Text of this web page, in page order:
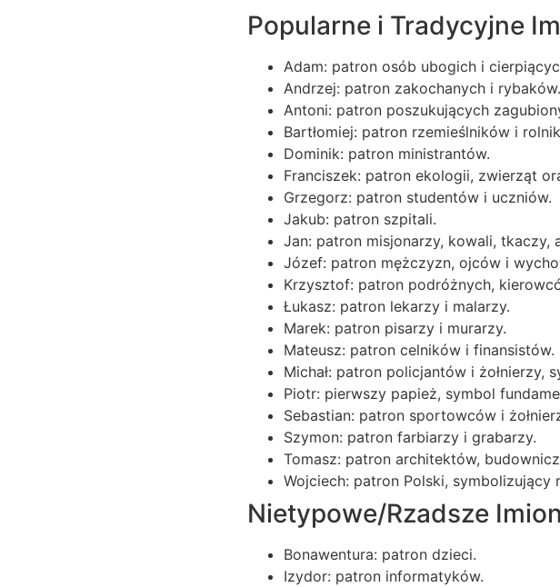
Popularne i Tradycyjne
Adam: patron osób ubogich i
Andrzej: patron zakochanych i rybaków.
Antoni: patron poszukujących
Bartłomiej: patron rzemieślników i
Dominik: patron ministrantów.
Franciszek: patron ekologii, zwierząt
Grzegorz: patron studentów i uczniów.
Jakub: patron szpitali.
Jan: patron misjonarzy, kowali, tkaczy,
Józef: patron mężczyzn, ojców i
Krzysztof: patron podróżnych,
Łukasz: patron lekarzy i malarzy.
Marek: patron pisarzy i murarzy.
Mateusz: patron celników i finansistów.
Michał: patron policjantów i żołnierzy,
Piotr: pierwszy papież, symbol
Sebastian: patron sportowców i
Szymon: patron farbiarzy i grabarzy.
Tomasz: patron architektów,
Wojciech: patron Polski, symbolizujący
Nietypowe/Rzadsze
Bonawentura: patron dzieci.
Izydor: patron informatyków.